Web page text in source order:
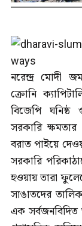
নরেন্দ্র মোদী
ক্রোনি
বিজেপি
সরকারি
বরাত পাইয়ে
সরকারি
হওয়ায় তারা
সাঙাতদের
এক সর্বজনবিদিত